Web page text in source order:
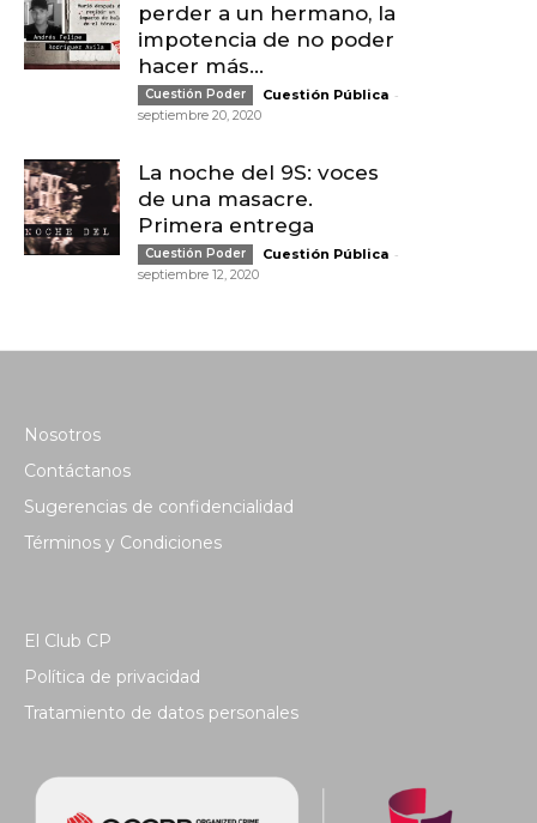
perder a un hermano, la
impotencia de no poder
hacer más...
Cuestión Poder Cuestión Pública -
septiembre 20, 2020
La noche del 9S: voces
de una masacre.
Primera entrega
Cuestión Poder Cuestión Pública -
septiembre 12, 2020
Nosotros
Contáctanos
Sugerencias de confidencialidad
Términos y Condiciones
El Club CP
Política de privacidad
Tratamiento de datos personales